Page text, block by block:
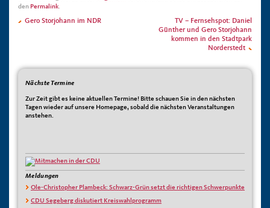
den Permalink.
Gero Storjohann im NDR
TV – Fernsehspot: Daniel
Günther und Gero Storjohann
kommen in den Stadtpark
Norderstedt
Nächste Termine
Zur Zeit gibt es keine aktuellen Termine! Bitte schauen Sie in den nächsten
Tagen wieder auf unsere Homepage, sobald die nächsten Veranstaltungen
anstehen.
Meldungen
Ole-Christopher Plambeck: Schwarz-Grün setzt die richtigen Schwerpunkte
CDU Segeberg diskutiert Kreiswahlprogramm